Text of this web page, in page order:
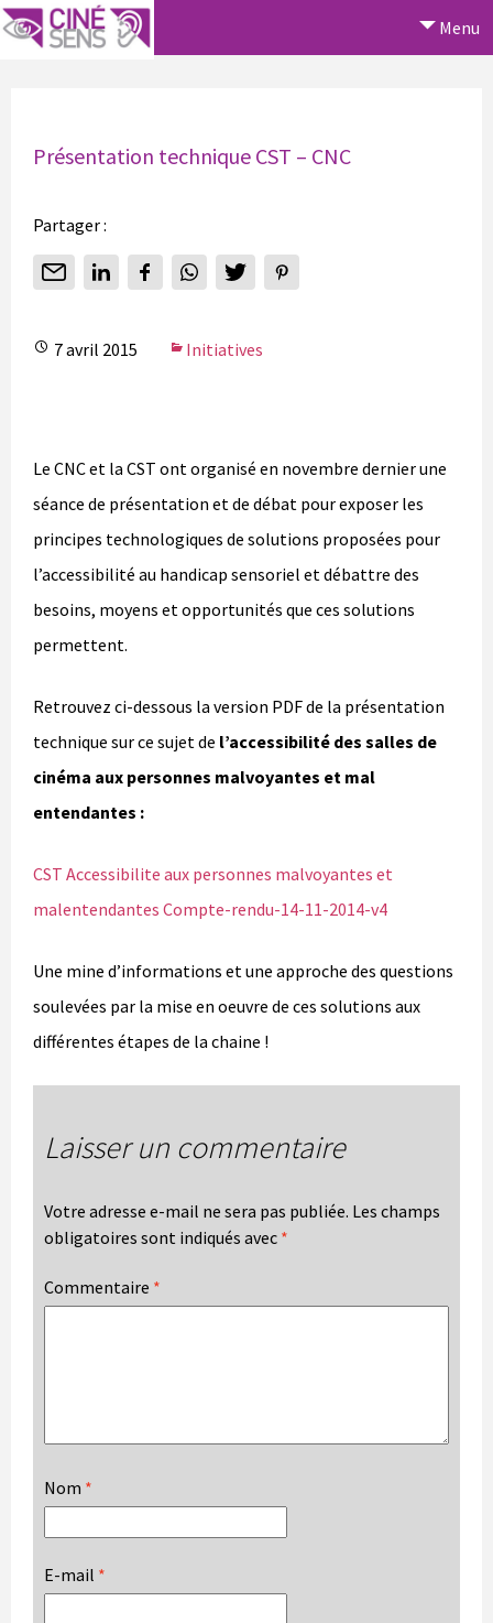
Menu
Présentation technique CST – CNC
Partager :
7 avril 2015 Initiatives
Le CNC et la CST ont organisé en novembre dernier une
séance de présentation et de débat pour exposer les
principes technologiques de solutions proposées pour
l’accessibilité au handicap sensoriel et débattre des
besoins, moyens et opportunités que ces solutions
permettent.
Retrouvez ci-dessous la version PDF de la présentation
technique sur ce sujet de l’accessibilité des salles de
cinéma aux personnes malvoyantes et mal
entendantes :
CST Accessibilite aux personnes malvoyantes et
malentendantes Compte-rendu-14-11-2014-v4
Une mine d’informations et une approche des questions
soulevées par la mise en oeuvre de ces solutions aux
différentes étapes de la chaine !
Laisser un commentaire
Votre adresse e-mail ne sera pas publiée. Les champs
obligatoires sont indiqués avec *
Commentaire *
Nom *
E-mail *